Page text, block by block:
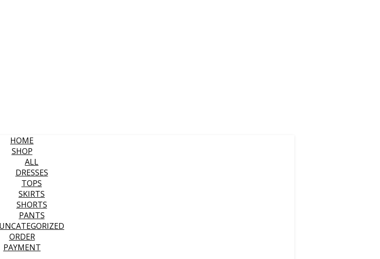
HOME
SHOP
ALL
DRESSES
TOPS
SKIRTS
SHORTS
PANTS
UNCATEGORIZED
ORDER
PAYMENT